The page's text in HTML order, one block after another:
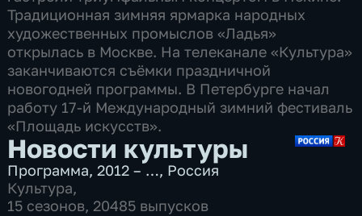
Традиционная зимняя ярмарка народных
художественных промыслов «Ладья»
открылась в Москве. На телеканале «Культура»
заканчиваются съёмки праздничной
новогодней программы. В Петербурге начал
работу 17-й Международный зимний фестиваль
«Площадь искусств».
Новости культуры
Программа,2012 – …, Россия
Культура,
15 сезонов, 20485 выпусков